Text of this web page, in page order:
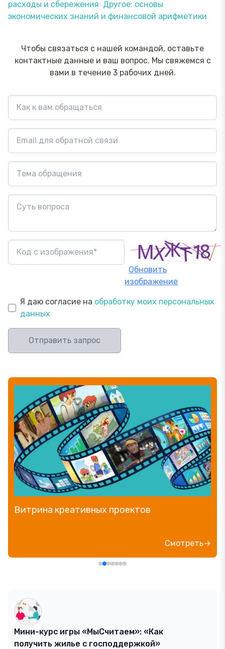
расходы и сбережения Другое: основы
экономических знаний и финансовой арифметики
Чтобы связаться с нашей командой, оставьте
контактные данные и ваш вопрос. Мы свяжемся с
вами в течение 3 рабочих дней.
Обновить
изображение
Я даю согласие на обработку моих персональных
данных
Отправить запрос
Витрина креативных проектов
Смотреть→
Мини-курс игры «МыСчитаем»: «Как
получить жилье с господдержкой»